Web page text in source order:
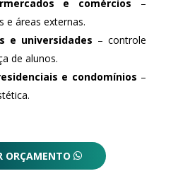
e comércios –
e áreas externas.
e universidades – controle
de alunos.
e condomínios –
ORÇAMENTO